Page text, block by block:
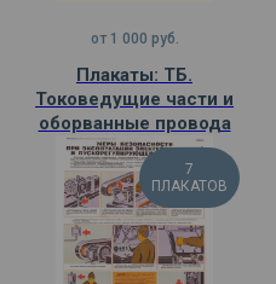
от 1 000 руб.
Плакаты: ТБ.
Токоведущие части и
оборванные провода
7
ПЛАКАТОВ